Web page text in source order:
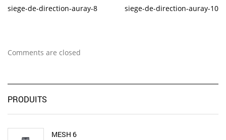
siege-de-direction-auray-8 siege-de-direction-auray-10
Comments are closed
PRODUITS
MESH 6